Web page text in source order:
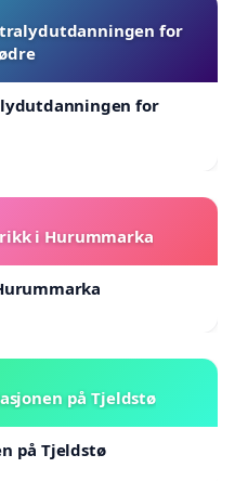
for
for
i Hurummarka
på Tjeldstø
på Tjeldstø